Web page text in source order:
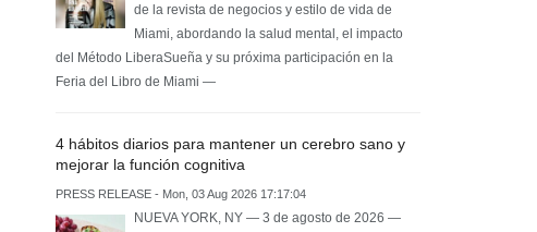
de la revista de negocios y estilo de vida de
Miami, abordando la salud mental, el impacto
del Método LiberaSueña y su próxima participación en la
Feria del Libro de Miami —
4 hábitos diarios para mantener un cerebro sano y
mejorar la función cognitiva
PRESS RELEASE - Mon, 03 Aug 2026 17:17:04
NUEVA YORK, NY — 3 de agosto de 2026 —